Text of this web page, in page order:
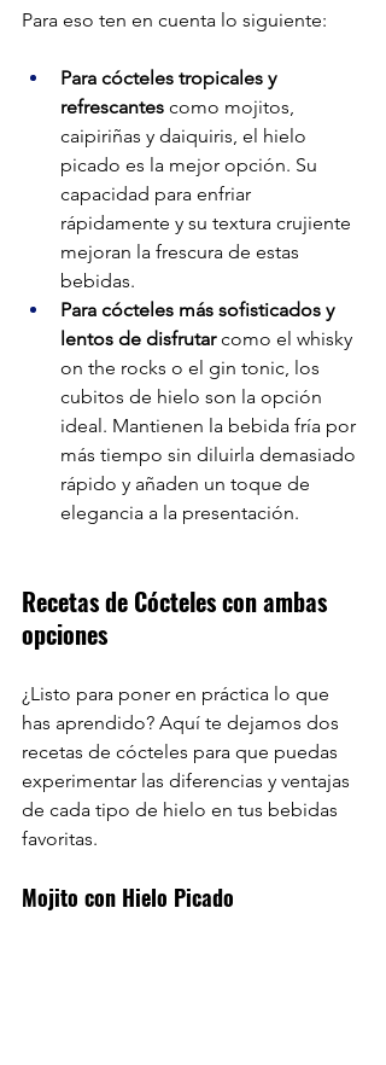
Para eso ten en cuenta lo siguiente:
Para cócteles tropicales y
refrescantes como mojitos,
caipiriñas y daiquiris, el hielo
picado es la mejor opción. Su
capacidad para enfriar
rápidamente y su textura crujiente
mejoran la frescura de estas
bebidas.
Para cócteles más sofisticados y
lentos de disfrutar como el whisky
on the rocks o el gin tonic, los
cubitos de hielo son la opción
ideal. Mantienen la bebida fría por
más tiempo sin diluirla demasiado
rápido y añaden un toque de
elegancia a la presentación.
Recetas de Cócteles con ambas
opciones
¿Listo para poner en práctica lo que
has aprendido? Aquí te dejamos dos
recetas de cócteles para que puedas
experimentar las diferencias y ventajas
de cada tipo de hielo en tus bebidas
favoritas.
Mojito con Hielo Picado